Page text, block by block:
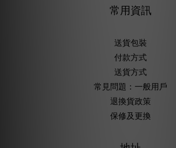
常用資訊
送貨包裝
付款方式
送貨方式
常見問題：一般用戶
退換貨政策
保修及更換